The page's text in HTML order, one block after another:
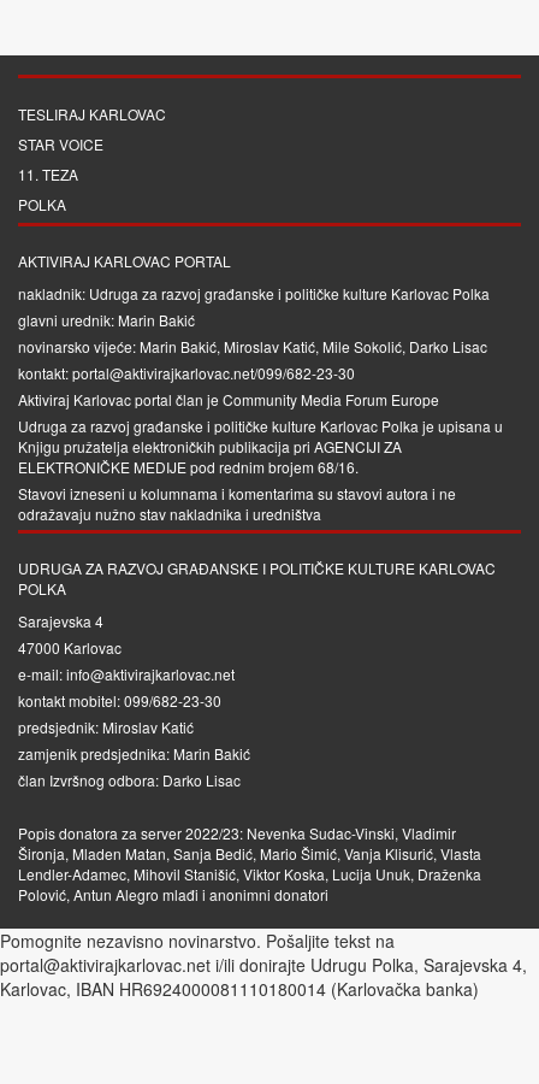
TESLIRAJ KARLOVAC
STAR VOICE
11. TEZA
POLKA
AKTIVIRAJ KARLOVAC PORTAL
nakladnik: Udruga za razvoj građanske i političke kulture Karlovac Polka
glavni urednik: Marin Bakić
novinarsko vijeće: Marin Bakić, Miroslav Katić, Mile Sokolić, Darko Lisac
kontakt: portal@aktivirajkarlovac.net/099/682-23-30
Aktiviraj Karlovac portal član je Community Media Forum Europe
Udruga za razvoj građanske i političke kulture Karlovac Polka je upisana u
Knjigu pružatelja elektroničkih publikacija pri AGENCIJI ZA
ELEKTRONIČKE MEDIJEpod rednim brojem 68/16.
Stavovi izneseni u kolumnama i komentarima su stavovi autora i ne
odražavaju nužno stav nakladnika i uredništva
UDRUGA ZA RAZVOJ GRAĐANSKE I POLITIČKE KULTURE KARLOVAC
POLKA
Sarajevska 4
47000 Karlovac
e-mail: info@aktivirajkarlovac.net
kontakt mobitel: 099/682-23-30
predsjednik: Miroslav Katić
zamjenik predsjednika: Marin Bakić
član Izvršnog odbora: Darko Lisac
Popis donatora za server 2022/23: Nevenka Sudac-Vinski, Vladimir
Šironja, Mladen Matan, Sanja Bedić, Mario Šimić, Vanja Klisurić, Vlasta
Lendler-Adamec, Mihovil Stanišić, Viktor Koska, Lucija Unuk, Draženka
Polović, Antun Alegro mlađi i anonimni donatori
Pomognite nezavisno novinarstvo. Pošaljite tekst na
portal@aktivirajkarlovac.net i/ili donirajte Udrugu Polka, Sarajevska 4,
Karlovac, IBAN HR6924000081110180014 (Karlovačka banka)